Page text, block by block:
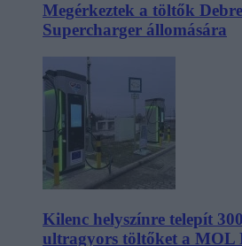
Megérkeztek a töltők
Supercharger állomására
Kilenc helyszínre telepít
ultragyors töltőket a MOL